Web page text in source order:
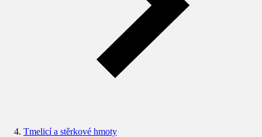
Tmelicí a stěrkové hmoty